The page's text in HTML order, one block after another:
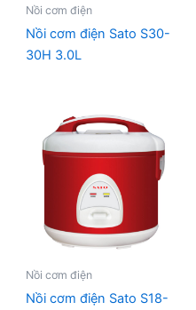
Nồi cơm điện
Nồi cơm điện Sato S30-
30H 3.0L
Nồi cơm điện
Nồi cơm điện Sato S18-